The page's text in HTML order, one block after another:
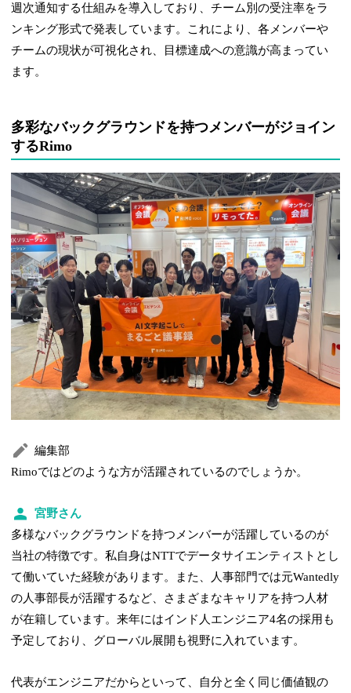
週次通知する仕組みを導入しており、チーム別の受注率をラ
ンキング形式で発表しています。これにより、各メンバーや
チームの現状が可視化され、目標達成への意識が高まってい
ます。
多彩なバックグラウンドを持つメンバーがジョイン
するRimo
編集部
Rimoではどのような方が活躍されているのでしょうか。
宮野さん
多様なバックグラウンドを持つメンバーが活躍しているのが
当社の特徴です。私自身はNTTでデータサイエンティストとし
て働いていた経験があります。また、人事部門では元Wantedly
の人事部長が活躍するなど、さまざまなキャリアを持つ人材
が在籍しています。来年にはインド人エンジニア4名の採用も
予定しており、グローバル展開も視野に入れています。
代表がエンジニアだからといって、自分と全く同じ価値観の